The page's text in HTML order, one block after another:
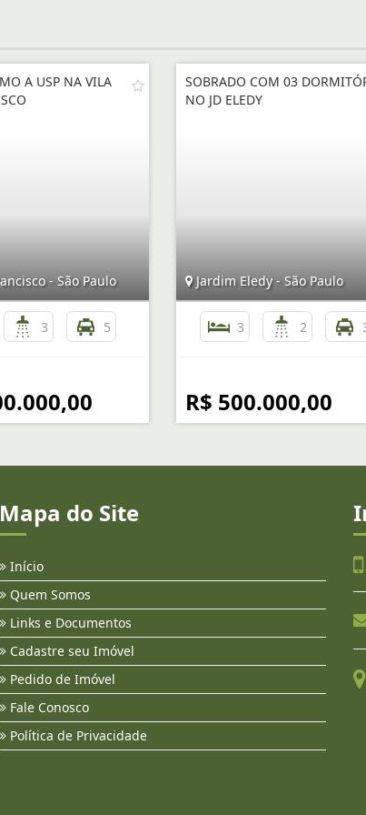
A USP NA VILA
- São Paulo
3 5
SOBRADO COM 03
NO JD ELEDY
Jardim Eledy - São Paulo
3 2
R$ 500.000,00
Mapa do Site
Início
Quem Somos
Links e Documentos
Cadastre seu Imóvel
Pedido de Imóvel
Fale Conosco
Política de Privacidade